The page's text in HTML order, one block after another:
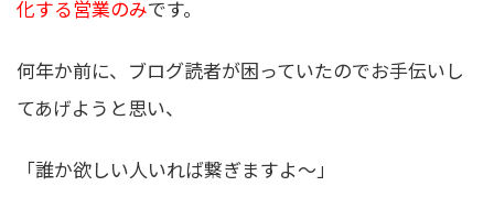
化する営業のみです。
何年か前に、ブログ読者が困っていたのでお手伝いし
てあげようと思い、
「誰か欲しい人いれば繋ぎますよ〜」